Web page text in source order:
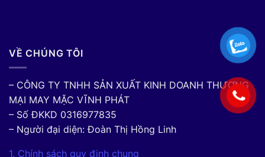
VỀ CHÚNG TÔI
– CÔNG TY TNHH SẢN XUẤT KINH DOANH THƯƠNG
MẠI MAY MẶC VĨNH PHÁT
– Số ĐKKD 0316977835
– Người đại diện: Đoàn Thị Hồng Linh
1. Chính sách quy định chung